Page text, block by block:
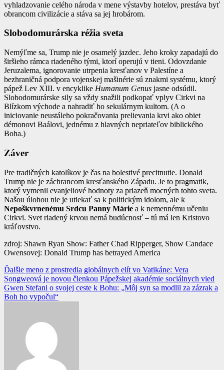
vyhladzovanie celého národa v mene výstavby hotelov, prestáva byť
obrancom civilizácie a stáva sa jej hrobárom.
Slobodomurárska réžia sveta
Nemýľme sa, Trump nie je osamelý jazdec. Jeho kroky zapadajú do
širšieho rámca riadeného tými, ktorí operujú v tieni. Odovzdanie
Jeruzalema, ignorovanie utrpenia kresťanov v Palestíne a
bezhraničná podpora vojenskej mašinérie sú znakmi systému, ktorý
pápež Lev XIII. v encyklike Humanum Genus jasne odsúdil.
Slobodomurárske sily sa vždy snažili podkopať vplyv Cirkvi na
Blízkom východe a nahradiť ho sekulárnym kultom. (A o
iniciovanie neustáleho pokračovania prelievania krvi ako obiet
démonovi Baálovi, jednému z hlavných nepriateľov biblického
Boha.)
Záver
Pre tradičných katolíkov je čas na bolestivé precitnutie. Donald
Trump nie je záchrancom kresťanského Západu. Je to pragmatik,
ktorý vymenil evanjeliové hodnoty za priazeň mocných tohto sveta.
Našou úlohou nie je utiekať sa k politickým idolom, ale k
Nepoškvrnenému Srdcu Panny Márie a k nemennému učeniu
Cirkvi. Svet riadený krvou nemá budúcnosť – tú má len Kristovo
kráľovstvo.
zdroj: Shawn Ryan Show: Father Chad Ripperger, Show Candace
Owensovej: Donald Trump has betrayed America
Navigácia
v
článku
Ďalšie meno z prostredia globálnych elít vo Vatikáne: Vera
Songweová je novou členkou Pápežskej akadémie sociálnych vied
Gwen Stefani o svojej ceste k Bohu: „Môj syn sa modlil za zázrak a
Boh ho vypočul“